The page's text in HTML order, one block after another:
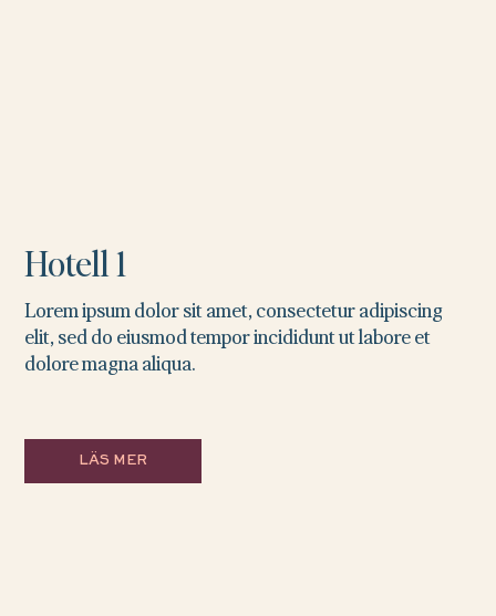
LÄS MER
Hotell 1
Lorem ipsum dolor sit amet, consectetur adipiscing
elit, sed do eiusmod tempor incididunt ut labore et
dolore magna aliqua.